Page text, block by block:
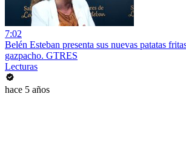
7:02
Belén Esteban presenta sus nuevas patatas
gazpacho. GTRES
Lecturas
hace 5 años